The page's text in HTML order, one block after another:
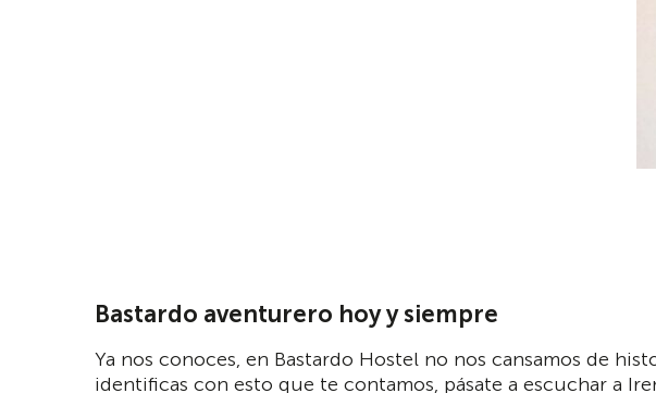
Bastardo aventurero hoy y siempre
Ya nos conoces, en Bastardo Hostel no nos cansamos de
identificas con esto que te contamos, pásate a escuchar a